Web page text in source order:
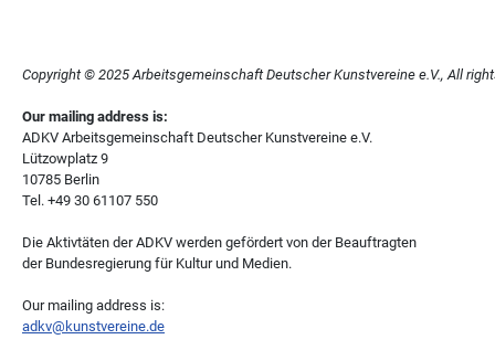
Copyright © 2025 Arbeitsgemeinschaft Deutscher Kunstvereine e.V., All
Our mailing address is:
ADKV Arbeitsgemeinschaft Deutscher Kunstvereine e.V.
Lützowplatz 9
10785 Berlin
Tel. +49 30 61107 550
Die Aktivtäten der ADKV werden gefördert von der Beauftragten
der Bundesregierung für Kultur und Medien.
Our mailing address is:
adkv@kunstvereine.de